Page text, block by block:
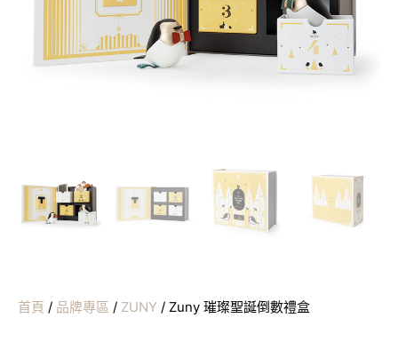
首頁 / 品牌專區 / ZUNY / Zuny 璀璨聖誕倒數禮盒